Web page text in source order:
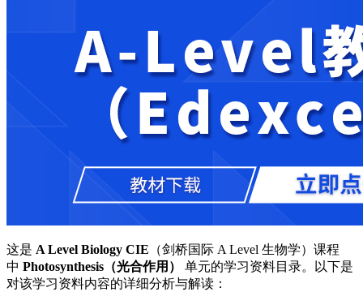
这是 A Level Biology CIE （剑桥国际 A Level 生物学）课程
中 Photosynthesis（光合作用）
单元的学习资料目录。以下是
对该学习资料内容的详细分析与解读：